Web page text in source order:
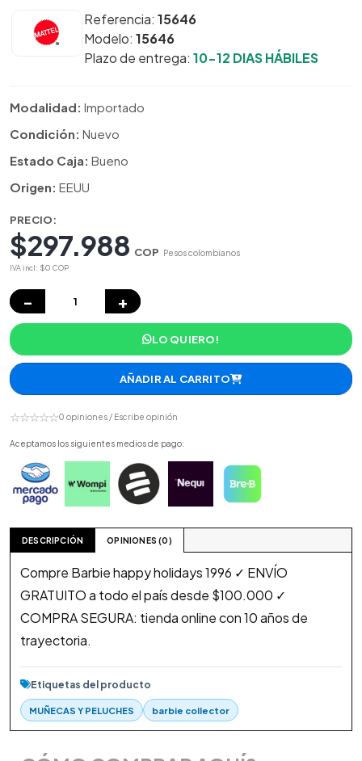
Referencia: 15646
Modelo: 15646
Plazo de entrega: 10-12 DIAS HÁBILES
Modalidad: Importado
Condición: Nuevo
Estado Caja: Bueno
Origen: EEUU
PRECIO:
$297.988 COP Pesos colombianos
IVA incl: $0 COP
− +
LO QUIERO!
AÑADIR AL CARRITO
☆☆☆☆☆0 opiniones / Escribe opinión
Aceptamos los siguientes medios de pago:
DESCRIPCIÓN OPINIONES (0)
Compre Barbie happy holidays 1996 ✓ ENVÍO
GRATUITO a todo el país desde $100.000 ✓
COMPRA SEGURA: tienda online con 10 años de
trayectoria.
Etiquetas del producto
MUÑECAS Y PELUCHES barbie collector